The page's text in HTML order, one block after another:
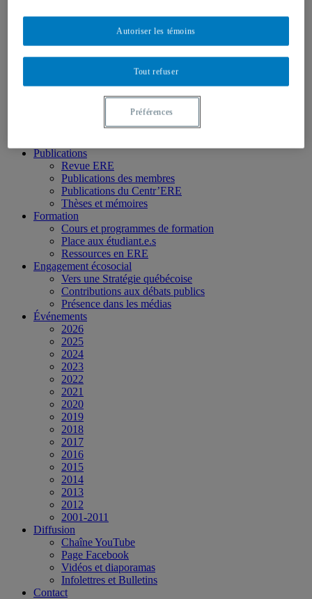
Étudiant.e.s
Partenaires
1) Écocitoyenneté et justice
2) Prismes socioculturels
3) Art et créativité
4) Formation initiale et continue
➜ Autochtonisation
Publications
Revue ERE
Publications des membres
Publications du Centr’ERE
Thèses et mémoires
Formation
Cours et programmes de formation
Place aux étudiant.e.s
Ressources en ERE
Engagement écosocial
Vers une Stratégie québécoise
Contributions aux débats publics
Présence dans les médias
Événements
2026
2025
2024
2023
2022
2021
2020
2019
2018
2017
2016
2015
2014
2013
2012
2001-2011
Diffusion
Chaîne YouTube
Page Facebook
Vidéos et diaporamas
Infolettres et Bulletins
Contact
Tout refuser
Autoriser les témoins
Préférences